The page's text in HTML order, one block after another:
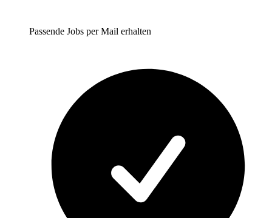
Passende Jobs per Mail erhalten